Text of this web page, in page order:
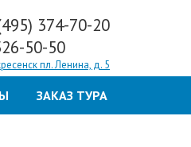
374-70-20
50-50
пл. Ленина, д. 5
ЗАКАЗ ТУРА